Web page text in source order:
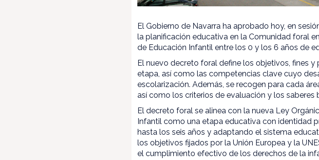
El Gobierno de Navarra ha aprobado hoy, en
la planificación educativa en la Comunidad foral
de Educación Infantil entre los 0 y los 6 años de
El nuevo decreto foral define los objetivos, fines
etapa, así como las competencias clave cuyo
escolarización. Además, se recogen para cada
así como los criterios de evaluación y los
El decreto foral se alinea con la nueva Ley
Infantil como una etapa educativa con identidad
hasta los seis años y adaptando el sistema
los objetivos fijados por la Unión Europea y la
el cumplimiento efectivo de los derechos de la